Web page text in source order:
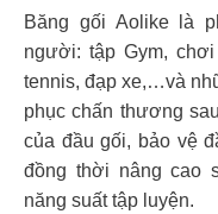
Băng gối Aolike là
người: tập Gym,
tennis, đạp xe,…và
phục chấn thương
của đầu gối, bảo vệ
đồng thời nâng cao
năng suất tập luyện.